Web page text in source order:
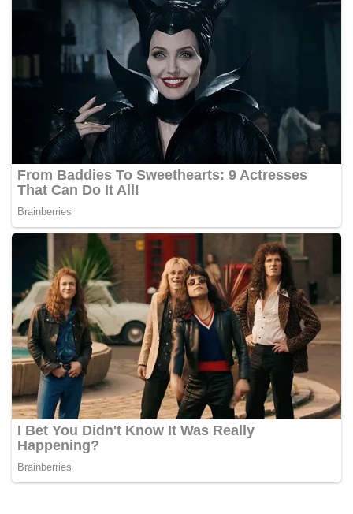
Tags: Datuk Seri Ismail Sabri Yaakob Orang Asli